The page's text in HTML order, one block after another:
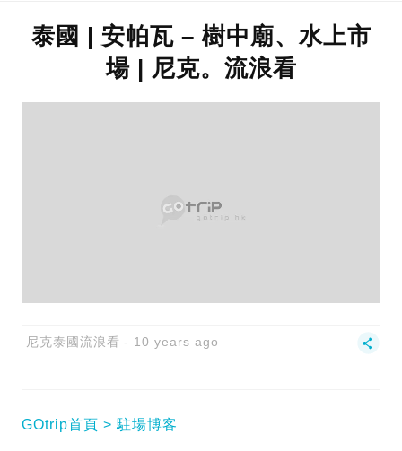
泰國 | 安帕瓦 – 樹中廟、水上市
場 | 尼克。流浪看
尼克泰國流浪看 10 years ago
GOtrip首頁 駐場博客